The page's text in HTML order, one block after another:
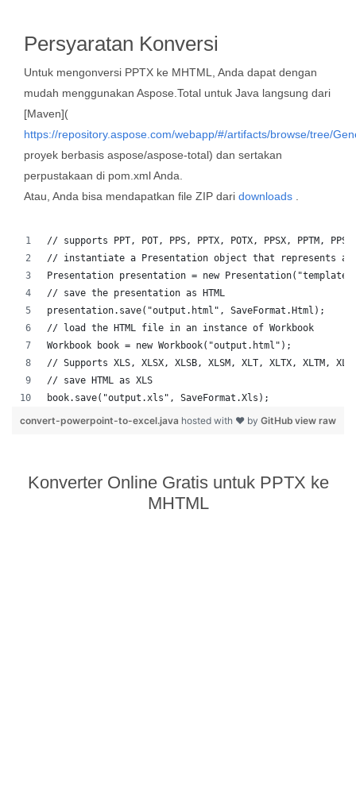
Persyaratan Konversi
Untuk mengonversi PPTX ke MHTML, Anda dapat dengan
mudah menggunakan Aspose.Total untuk Java langsung dari
[Maven](
https://repository.aspose.com/webapp/#/artifacts/browse/tree/
proyek berbasis aspose/aspose-total) dan sertakan
perpustakaan di pom.xml Anda.
Atau, Anda bisa mendapatkan file ZIP dari downloads
// supports PPT, POT, PPS, PPTX, POTX, PPSX, PPTM,
// instantiate a Presentation object that represents a
Presentation presentation = new
// save the presentation as HTML
presentation.save("output.html", SaveFormat.Html);
// load the HTML file in an instance of Workbook
Workbook book = new Workbook("output.html");
// Supports XLS, XLSX, XLSB, XLSM, XLT, XLTX, XLTM,
// save HTML as XLS
book.save("output.xls", SaveFormat.Xls);
view raw
convert-powerpoint-to-excel.java hosted with ❤ by GitHub
Konverter Online Gratis untuk PPTX ke
MHTML